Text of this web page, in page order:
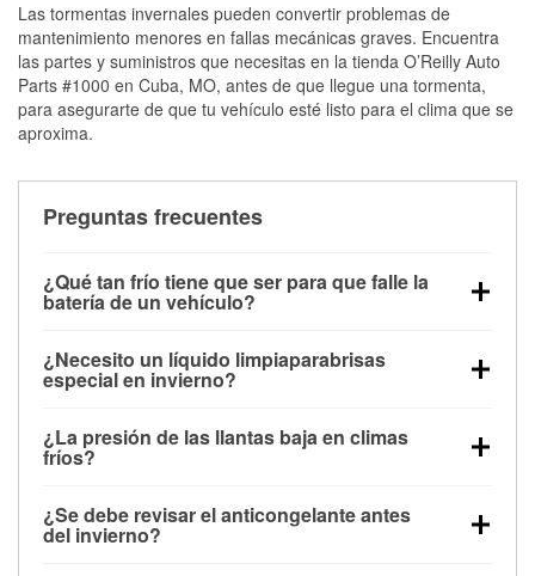
Las tormentas invernales pueden convertir problemas de
mantenimiento menores en fallas mecánicas graves. Encuentra
las partes y suministros que necesitas en la tienda O’Reilly Auto
Parts #1000 en Cuba, MO, antes de que llegue una tormenta,
para asegurarte de que tu vehículo esté listo para el clima que se
aproxima.
Preguntas frecuentes
¿Qué tan frío tiene que ser para que falle la
batería de un vehículo?
debajo de los 32 °F y puede perder hasta la mitad de
su potencia de arranque cerca de los 0 °F, lo que
arranque.
¿Necesito un líquido limpiaparabrisas
especial en invierno?
la congelación y ayuda a disolver la sal y la nieve
derretida en la carretera para mejorar la visibilidad.
¿La presión de las llantas baja en climas
fríos?
alrededor de 1 PSI por cada 10 °F que baja la
temperatura. Puedes obtener más información sobre
¿Se debe revisar el anticongelante antes
del invierno?